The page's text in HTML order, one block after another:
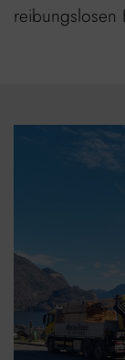
reibungslosen